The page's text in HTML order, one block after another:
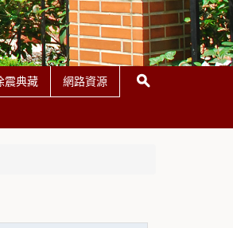
震典藏 網路資源